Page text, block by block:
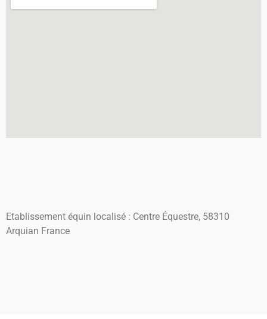
Etablissement équin localisé : Centre Équestre, 58310
Arquian France